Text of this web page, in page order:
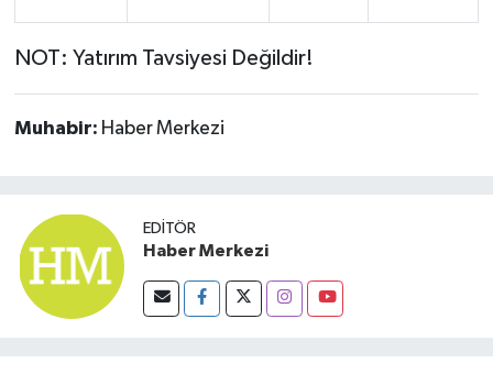
NOT: Yatırım Tavsiyesi Değildir!
Muhabir: Haber Merkezi
EDITÖR
Haber Merkezi